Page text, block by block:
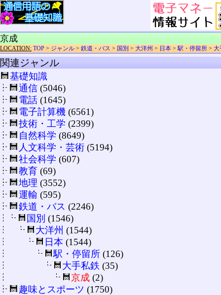
京成
LOCATION: TOP > ジャンル > 鉄道・バス > 国別 > 大洋州 > 日本 >駅・停留所 > 大
関連ジャンル
基礎知識
通信 (5046)
電話 (1645)
電子計算機 (6561)
技術・工学 (2399)
自然科学 (8649)
人文科学・芸術 (5194)
社会科学 (607)
教育 (69)
地理 (3552)
運輸 (595)
鉄道・バス (2246)
国別 (1546)
大洋州 (1544)
日本 (1544)
駅・停留所 (126)
大手私鉄 (35)
京成 (2)
趣味とスポーツ (1750)